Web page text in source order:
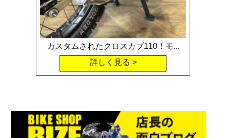
カスタムされたクロスカブ110！モ...
詳しく見る